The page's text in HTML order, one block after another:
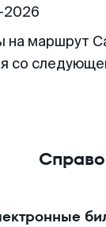
на маршрут
со